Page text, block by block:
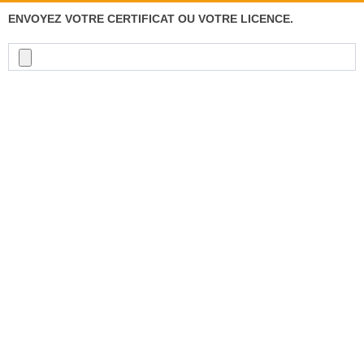
ENVOYEZ VOTRE CERTIFICAT OU VOTRE LICENCE.